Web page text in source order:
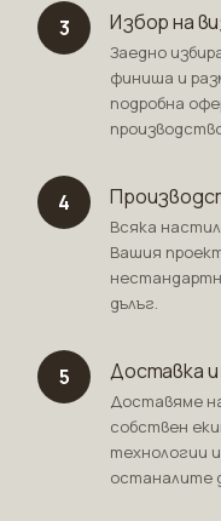
3 Избор на
Заедно
финиша и
подробна
4
Всяка
Вашия
дълъг.
5 Доставка
Доставяме
собствен
технологии
останалите